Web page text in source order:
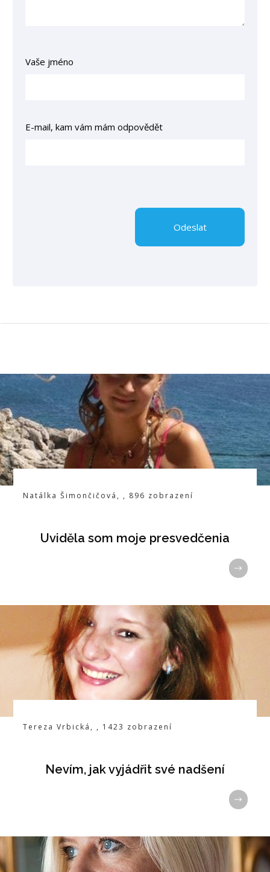
Vaše jméno
E-mail, kam vám mám odpovědět
Odeslat
Natálka Šimončičová , , 896 zobrazení
Uviděla som moje presvedčenia
Tereza Vrbická , , 1423 zobrazení
Nevím, jak vyjádřit své nadšení